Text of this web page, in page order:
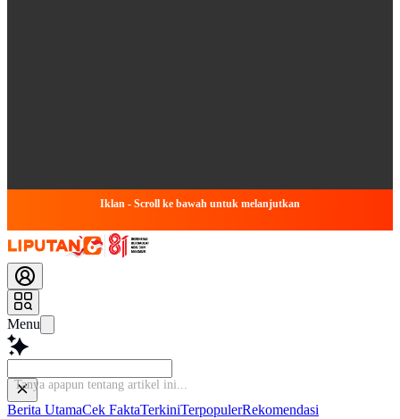
Iklan - Scroll ke bawah untuk melanjutkan
Menu
Ta
Berita UtamaCek FaktaTerkiniTerpopulerRekomendasi